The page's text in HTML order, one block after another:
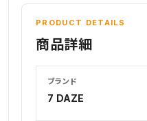
PRODUCT DETAILS
商品詳細
ブランド
7 DAZE